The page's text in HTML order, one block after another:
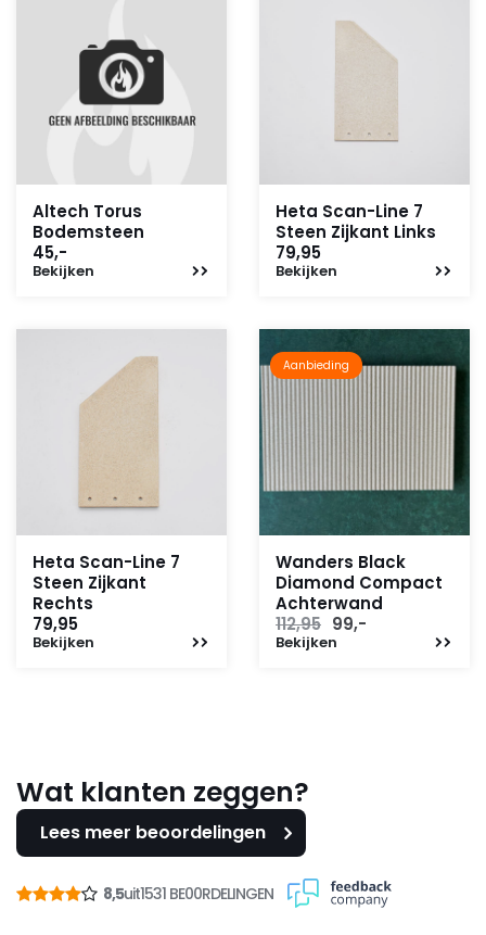
Altech Torus
Bodemsteen
45,-
Bekijken
Heta Scan-Line 7
Steen Zijkant Links
79,95
Bekijken
Heta Scan-Line 7
Steen Zijkant
Rechts
79,95
Bekijken
Aanbieding
Wanders Black
Diamond Compact
Achterwand
112,95 Oorspronkelijke
prijs
99,-
Bekijken
Wat klanten zeggen?
Lees meer beoordelingen
8,5uit1531 BE00RDELINGEN